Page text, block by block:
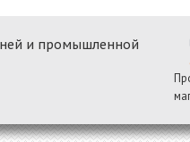
и промышленной